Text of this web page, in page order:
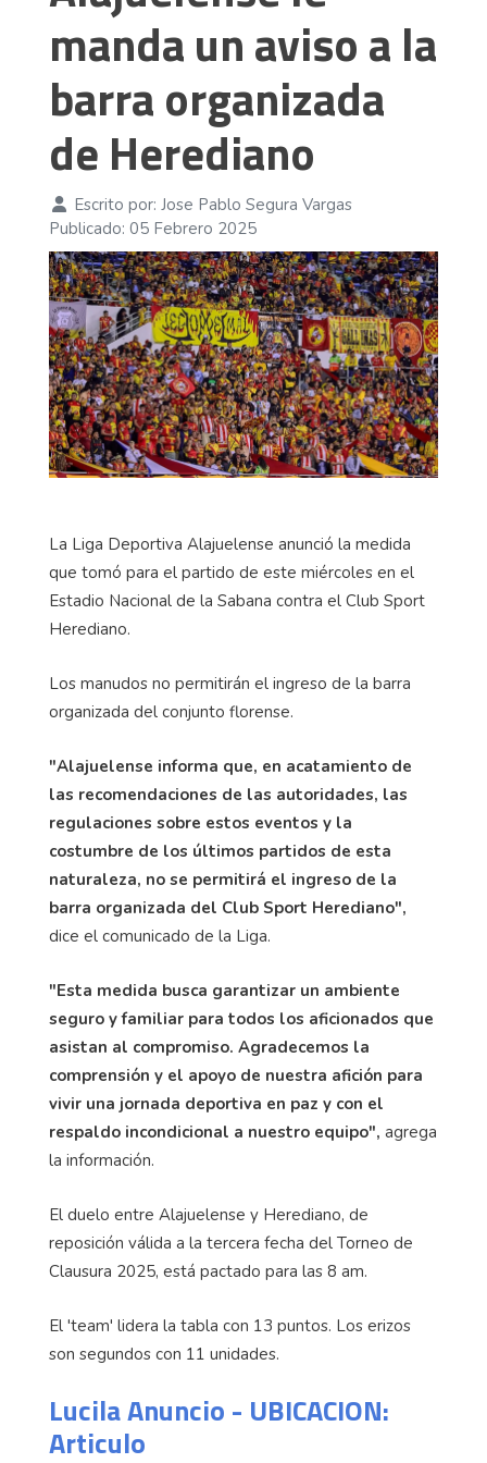
manda un aviso a la
barra organizada
de Herediano
Escrito por: Jose Pablo Segura Vargas
Publicado: 05 Febrero 2025
La Liga Deportiva Alajuelense anunció la medida
que tomó para el partido de este miércoles en el
Estadio Nacional de la Sabana contra el Club Sport
Herediano.
Los manudos no permitirán el ingreso de la barra
organizada del conjunto florense.
"Alajuelense informa que, en acatamiento de
las recomendaciones de las autoridades, las
regulaciones sobre estos eventos y la
costumbre de los últimos partidos de esta
naturaleza, no se permitirá el ingreso de la
barra organizada del Club Sport Herediano",
dice el comunicado de la Liga.
"Esta medida busca garantizar un ambiente
seguro y familiar para todos los aficionados que
asistan al compromiso. Agradecemos la
comprensión y el apoyo de nuestra afición para
vivir una jornada deportiva en paz y con el
respaldo incondicional a nuestro equipo", agrega
la información.
El duelo entre Alajuelense y Herediano, de
reposición válida a la tercera fecha del Torneo de
Clausura 2025, está pactado para las 8 am.
El 'team' lidera la tabla con 13 puntos. Los erizos
son segundos con 11 unidades.
Lucila Anuncio - UBICACION:
Articulo